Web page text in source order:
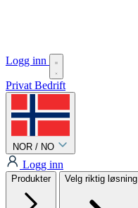
Logg inn
Privat Bedrift
NOR / NO
Logg inn
Produkter Velg riktig løsning